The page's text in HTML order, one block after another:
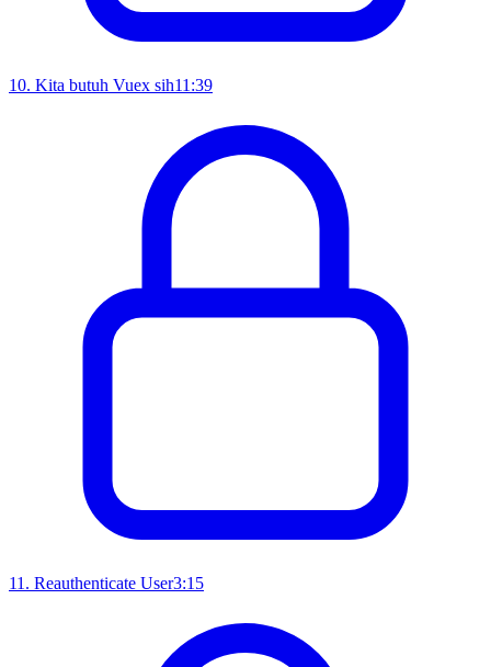
10. Kita butuh Vuex sih11:39
11 . Reauthenticate User3:15